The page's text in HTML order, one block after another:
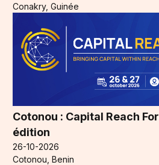
Conakry, Guinée
Cotonou : Capital Reach
édition
26-10-2026
Cotonou, Benin